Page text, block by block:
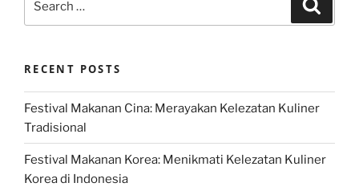
RECENT POSTS
Festival Makanan Cina: Merayakan Kelezatan Kuliner
Tradisional
Festival Makanan Korea: Menikmati Kelezatan Kuliner
Korea di Indonesia